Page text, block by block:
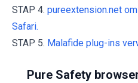
STAP 4. pureextension.net
Safari.
STAP 5. Malafide plug-ins
Pure Safety